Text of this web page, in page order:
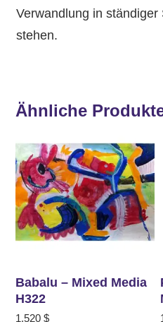
Verwandlung in
stehen.
Ähnliche
Babalu – Mixed Media
H322
1.520 $